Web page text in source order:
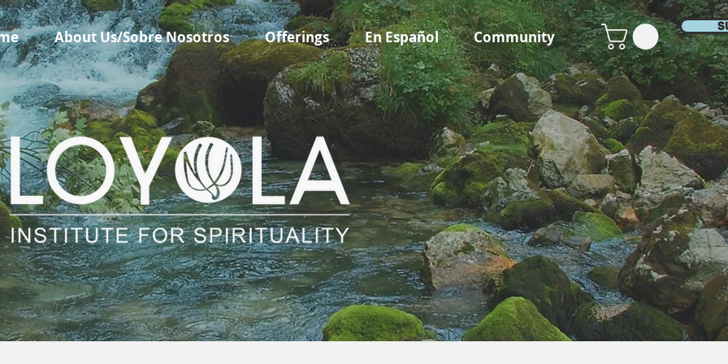
About Us/Sobre Nosotros Offerings En Español Community